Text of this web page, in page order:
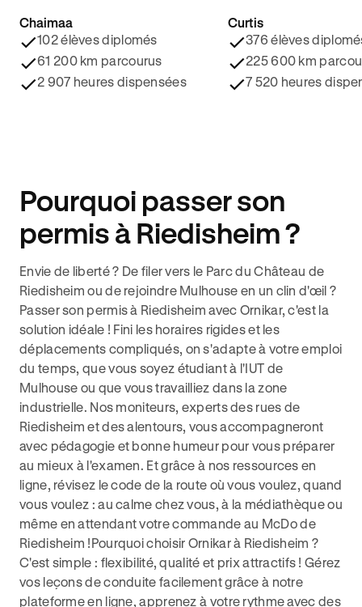
4.8/5 ⭐️
Chaimaa
102 élèves diplomés
61 200 km parcourus
2 907 heures dispensées
4.9/5 ⭐️
Curtis
376 élèves
225 600 km
7 520 heures
Pourquoi passer son
permis à Riedisheim ?
Envie de liberté ? De filer vers le Parc du Château de
Riedisheim ou de rejoindre Mulhouse en un clin d'œil ?
Passer son permis à Riedisheim avec Ornikar, c'est la
solution idéale ! Fini les horaires rigides et les
déplacements compliqués, on s'adapte à votre emploi
du temps, que vous soyez étudiant à l'IUT de
Mulhouse ou que vous travailliez dans la zone
industrielle. Nos moniteurs, experts des rues de
Riedisheim et des alentours, vous accompagneront
avec pédagogie et bonne humeur pour vous préparer
au mieux à l'examen. Et grâce à nos ressources en
ligne, révisez le code de la route où vous voulez, quand
vous voulez : au calme chez vous, à la médiathèque ou
même en attendant votre commande au McDo de
Riedisheim !Pourquoi choisir Ornikar à Riedisheim ?
C'est simple : flexibilité, qualité et prix attractifs ! Gérez
vos leçons de conduite facilement grâce à notre
plateforme en ligne, apprenez à votre rythme avec des